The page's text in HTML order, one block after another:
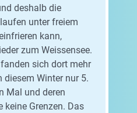
deshalb die
unter freiem
kann,
zum Weissensee.
sich dort mehr
diesem Winter nur 5.
Mal und deren
keine Grenzen. Das